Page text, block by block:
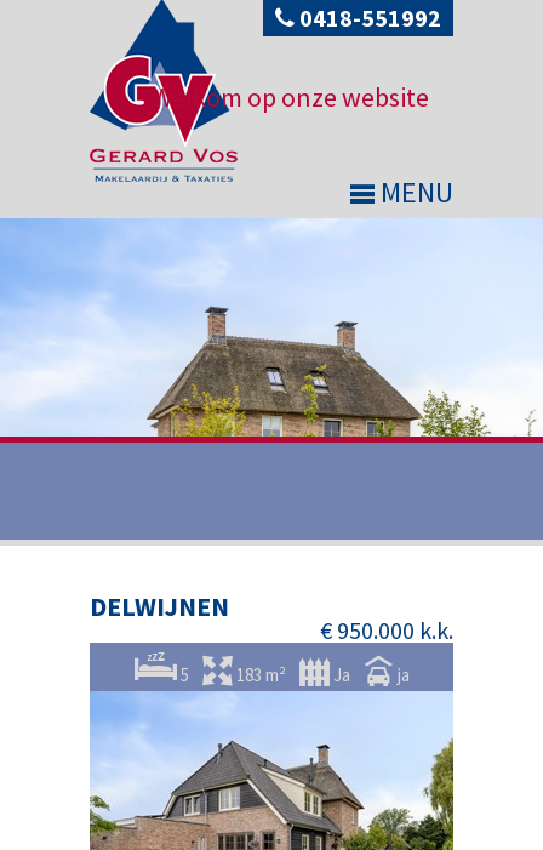
Welkom op onze website
0418-551992
MENU
DELWIJNEN
€ 950.000 k.k.
5 183 m² Ja ja